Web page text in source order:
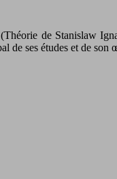
de Stanislaw
de ses études et de